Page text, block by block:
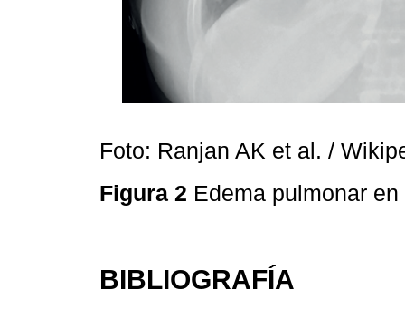
Foto: Ranjan AK et al. /
Figura 2 Edema pulmonar
BIBLIOGRAFÍA